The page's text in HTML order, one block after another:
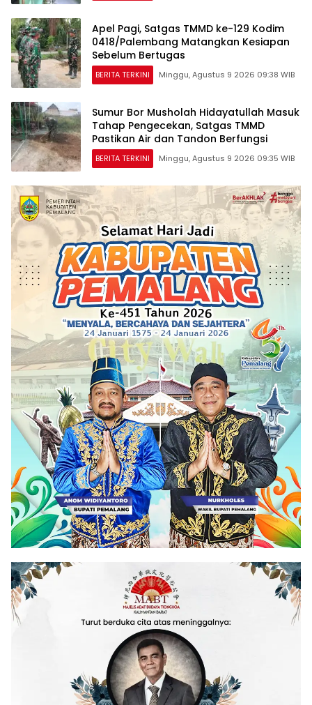
Apel Pagi, Satgas TMMD ke-129 Kodim
0418/Palembang Matangkan Kesiapan
Sebelum Bertugas
BERITA TERKINI Minggu, Agustus 9 2026 09:38 WIB
Sumur Bor Musholah Hidayatullah Masuk
Tahap Pengecekan, Satgas TMMD
Pastikan Air dan Tandon Berfungsi
BERITA TERKINI Minggu, Agustus 9 2026 09:35 WIB